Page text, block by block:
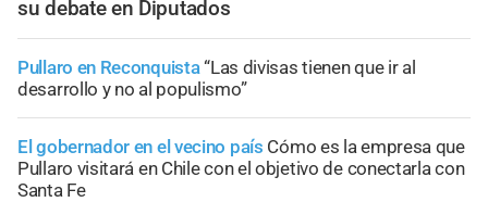
su debate en Diputados
Pullaro en Reconquista“Las divisas tienen que ir al
desarrollo y no al populismo”
El gobernador en el vecino país Cómo es la empresa que
Pullaro visitará en Chile con el objetivo de conectarla con
Santa Fe